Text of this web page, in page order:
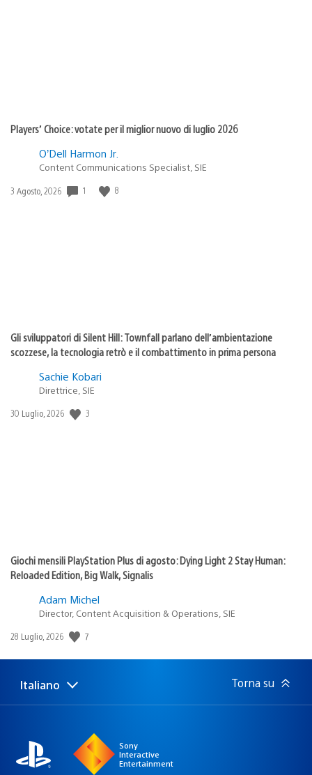
Players’ Choice: votate per il miglior nuovo di luglio 2026
O’Dell Harmon Jr.
Content Communications Specialist, SIE
Data
3 Agosto, 2026 1 8
Gli sviluppatori di Silent Hill: Townfall parlano dell’ambientazione
scozzese, la tecnologia retrò e il combattimento in prima persona
Sachie Kobari
Direttrice, SIE
Data
30 Luglio, 2026 3
Giochi mensili PlayStation Plus di agosto: Dying Light 2 Stay Human:
Reloaded Edition, Big Walk, Signalis
Adam Michel
Director, Content Acquisition & Operations, SIE
Data
pubblicazione:
28 Luglio, 2026 7
Seleziona
una
Regione
attuale:
Italiano Torna su
Sony
Interactive
Entertainment